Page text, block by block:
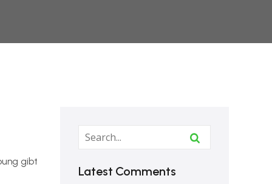
gibt
Latest Comments